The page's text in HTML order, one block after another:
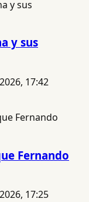
y sus
17:42
Fernando
17:25